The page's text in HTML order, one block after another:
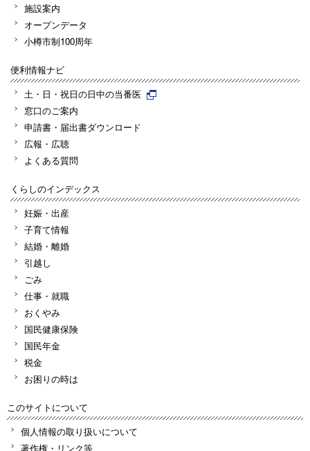
施設案内
オープンデータ
小樽市制100周年
便利情報ナビ
土・日・祝日の日中の当番医
窓口のご案内
申請書・届出書ダウンロード
広報・広聴
よくある質問
くらしのインデックス
妊娠・出産
子育て情報
結婚・離婚
引越し
ごみ
仕事・就職
おくやみ
国民健康保険
国民年金
税金
お困りの時は
このサイトについて
個人情報の取り扱いについて
著作権・リンク等